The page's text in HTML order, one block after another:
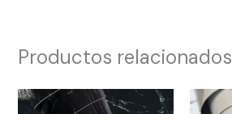
Productos relacionados